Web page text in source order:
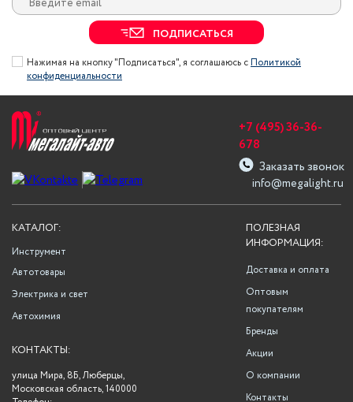
ПОДПИСАТЬСЯ
Нажимая на кнопку "Подписаться", я соглашаюсь сПолитикой
конфиденциальности
info@megalight.ru
+7 (495) 36-36-
678
Заказать звонок
ПОЛЕЗНАЯ
ИНФОРМАЦИЯ:
Доставка и оплата
Оптовым
покупателям
Бренды
Акции
О компании
Контакты
КАТАЛОГ:
Инструмент
Автотовары
Электрика и свет
Автохимия
КОНТАКТЫ:
улица Мира, 8Б, Люберцы,
Московская область, 140000